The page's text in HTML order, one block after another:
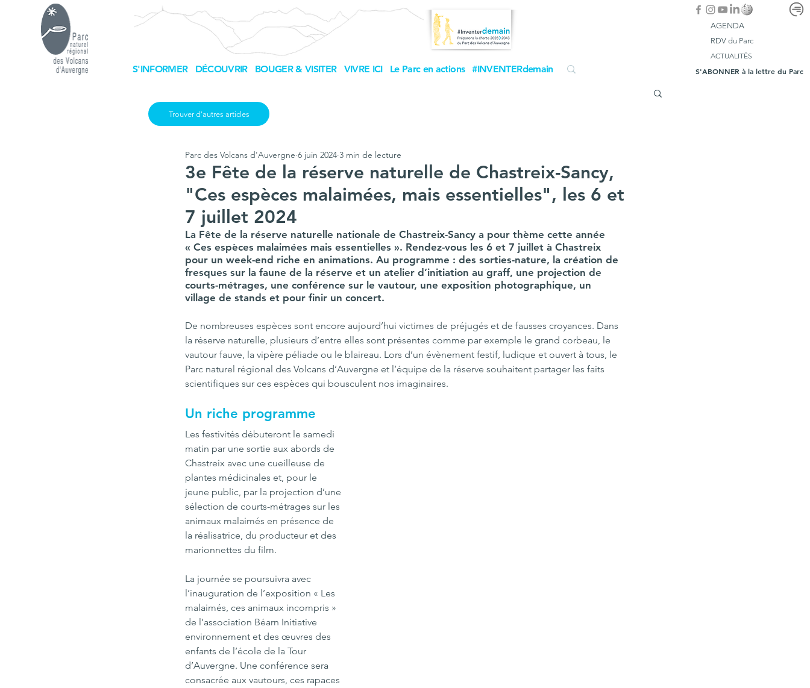
S'INFORMER DÉCOUVRIR BOUGER & VISITER VIVRE ICI Le Parc en actions #INVENTERdemain
AGENDA
RDV du Parc
ACTUALITÉS
S'ABONNER à la lettre du Parc
3e Fête de la réserve naturelle de Chastreix-Sancy,
"Ces espèces malaimées, mais essentielles", les 6 et
7 juillet 2024
Parc des Volcans d'Auvergne 6 juin 2024 3 min de lecture
La Fête de la réserve naturelle nationale de Chastreix-Sancy a pour thème cette année
« Ces espèces malaimées mais essentielles ». Rendez-vous les 6 et 7 juillet à Chastreix
pour un week-end riche en animations. Au programme : des sorties-nature, la création de
fresques sur la faune de la réserve et un atelier d’initiation au graff, une projection de
courts-métrages, une conférence sur le vautour, une exposition photographique, un
village de stands et pour finir un concert.
De nombreuses espèces sont encore aujourd’hui victimes de préjugés et de fausses croyances. Dans
la réserve naturelle, plusieurs d’entre elles sont présentes comme par exemple le grand corbeau, le
vautour fauve, la vipère péliade ou le blaireau. Lors d’un évènement festif, ludique et ouvert à tous, le
Parc naturel régional des Volcans d’Auvergne et l’équipe de la réserve souhaitent partager les faits
scientifiques sur ces espèces qui bousculent nos imaginaires.
Un riche programme
Les festivités débuteront le samedi
matin par une sortie aux abords de
Chastreix avec une cueilleuse de
plantes médicinales et, pour le
jeune public, par la projection d’une
sélection de courts-métrages sur les
animaux malaimés en présence de
la réalisatrice, du producteur et des
marionnettes du film.
La journée se poursuivra avec
l’inauguration de l’exposition « Les
malaimés, ces animaux incompris »
de l’association Béarn Initiative
environnement et des œuvres des
enfants de l’école de la Tour
d’Auvergne. Une conférence sera
consacrée aux vautours, ces rapaces
Trouver d'autres articles